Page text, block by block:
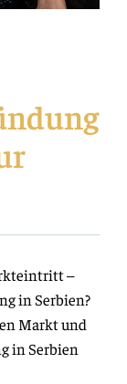
–
in Serbien?
Markt und
in Serbien